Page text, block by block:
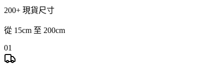
200+ 現貨尺寸
從 15cm 至 200cm
01